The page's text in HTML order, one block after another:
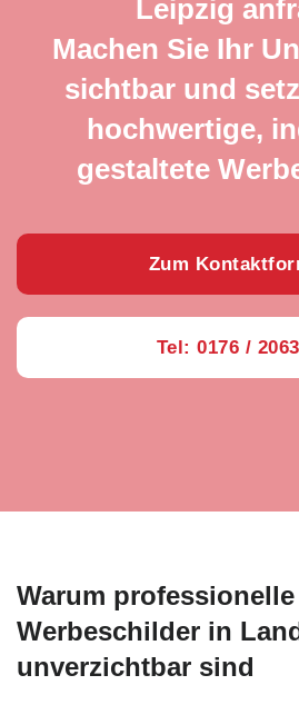
Leipzig
Machen Sie Ihr
sichtbar und
hochwertige,
gestaltete
Zum
Tel: 0176 /
Warum professionelle
Werbeschilder in
unverzichtbar sind